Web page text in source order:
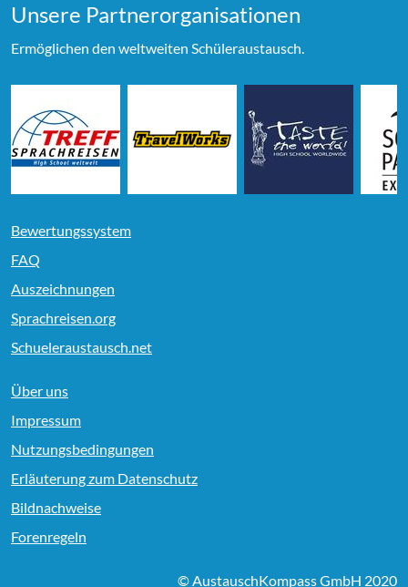
Unsere Partner­organi­sationen
Ermöglichen den weltweiten Schüleraustausch.
Bewertungssystem
FAQ
Auszeichnungen
Sprachreisen.org
Schueleraustausch.net
Über uns
Impressum
Nutzungsbedingungen
Erläuterung zum Datenschutz
Bildnachweise
Forenregeln
© AustauschKompass GmbH 2020